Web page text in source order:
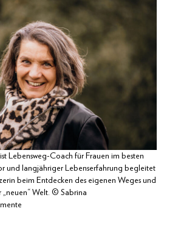
Lebensweg-Coach für Frauen im besten
und langjähriger Lebenserfahrung begleitet
beim Entdecken des eigenen Weges und
„neuen“ Welt. © Sabrina